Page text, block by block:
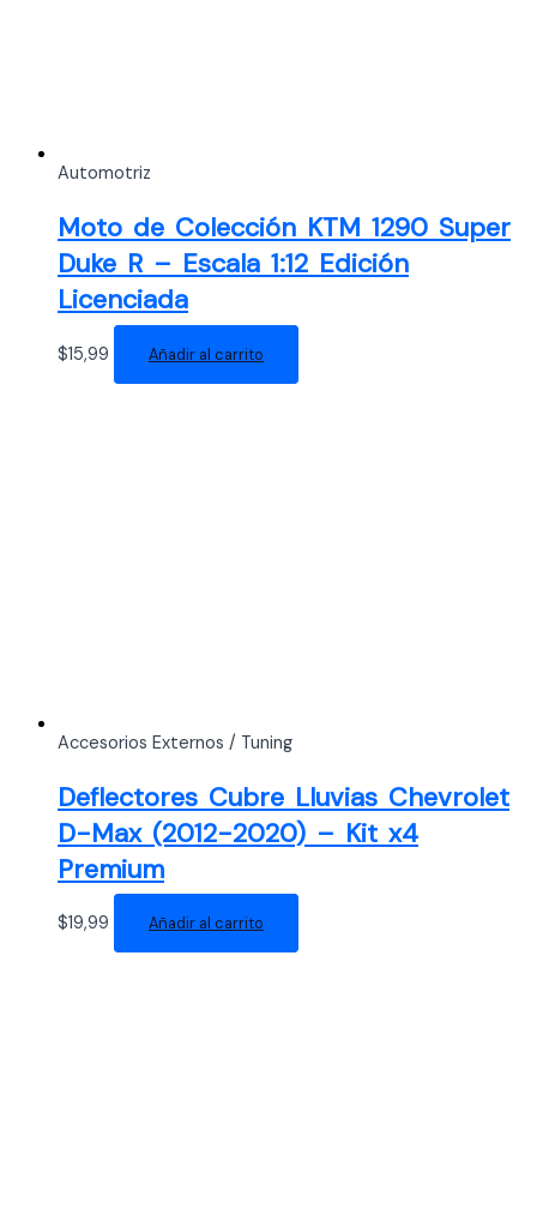
Automotriz
Moto de Colección KTM 1290 Super
Duke R – Escala 1:12 Edición
Licenciada
$15,99 Añadir al carrito
Accesorios Externos / Tuning
Deflectores Cubre Lluvias Chevrolet
D-Max (2012-2020) – Kit x4
Premium
$19,99 Añadir al carrito